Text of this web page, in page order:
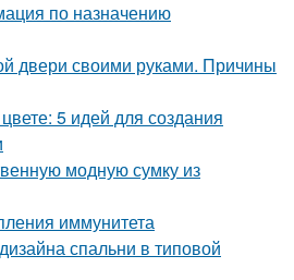
по назначению
двери своими руками. Причины
5 идей для создания
модную сумку из
иммунитета
спальни в типовой